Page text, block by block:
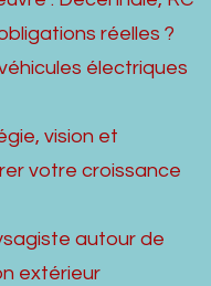
réelles ?
électriques
vision et
votre croissance
autour de
extérieur